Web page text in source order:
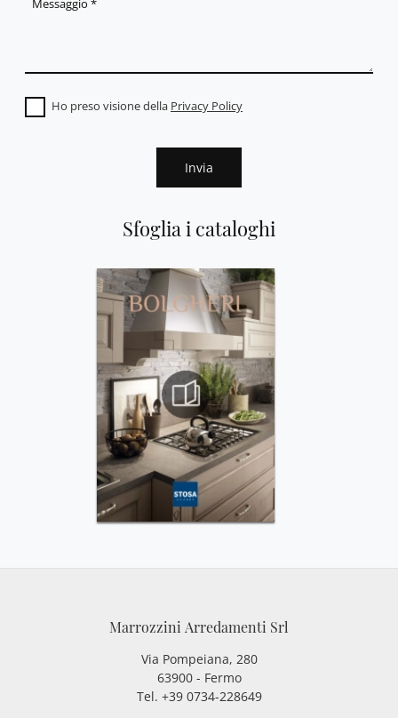
Sfoglia i cataloghi
Ho preso visione della Privacy Policy
Invia
Marrozzini Arredamenti Srl
Via Pompeiana, 280
63900 - Fermo
Tel. +39 0734-228649